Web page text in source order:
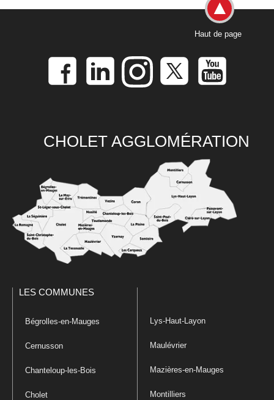
Haut de page
CHOLET AGGLOMÉRATION
LES COMMUNES
Bégrolles-en-Mauges
Cernusson
Chanteloup-les-Bois
Cholet
Lys-Haut-Layon
Maulévrier
Mazières-en-Mauges
Montilliers